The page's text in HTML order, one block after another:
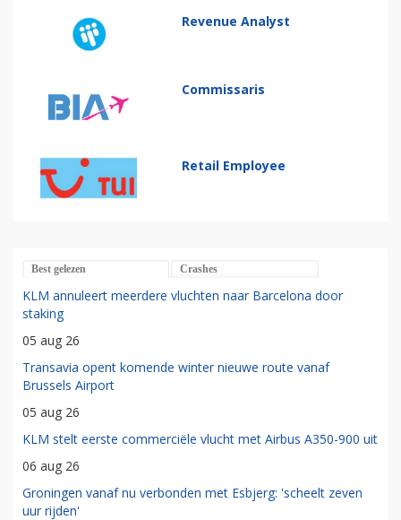
Revenue Analyst
Commissaris
Retail Employee
Best gelezen Crashes
KLM annuleert meerdere vluchten naar Barcelona door
staking
05 aug 26
Transavia opent komende winter nieuwe route vanaf
Brussels Airport
05 aug 26
KLM stelt eerste commerciële vlucht met Airbus A350-900 uit
06 aug 26
Groningen vanaf nu verbonden met Esbjerg: 'scheelt zeven
uur rijden'